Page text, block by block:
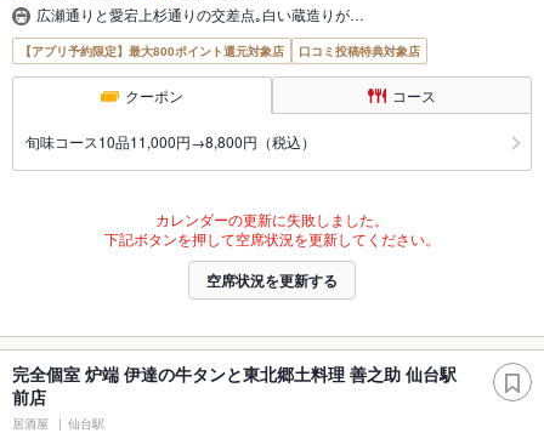
広瀬通りと愛宕上杉通りの交差点｡白い蔵造りが…
【アプリ予約限定】最大800ポイント還元対象店 口コミ投稿特典対象店
クーポン コース
旬味コース10品11,000円→8,800円（税込）
カレンダーの更新に失敗しました。
下記ボタンを押して空席状況を更新してください。
空席状況を更新する
完全個室 炉端 伊達の牛タンと東北郷土料理 善之助 仙台駅
前店
居酒屋 仙台駅